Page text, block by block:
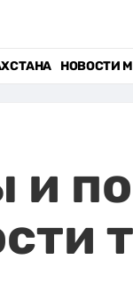
НОВОСТИ
и